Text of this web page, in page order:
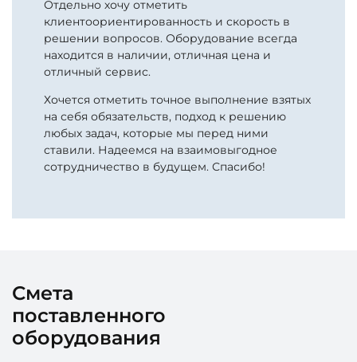
Отдельно хочу отметить
клиентоориентированность и скорость в
решении вопросов. Оборудование всегда
находится в наличии, отличная цена и
отличный сервис.
Хочется отметить точное выполнение взятых
на себя обязательств, подход к решению
любых задач, которые мы перед ними
ставили. Надеемся на взаимовыгодное
сотрудничество в будущем. Спасибо!
Смета
поставленного
оборудования